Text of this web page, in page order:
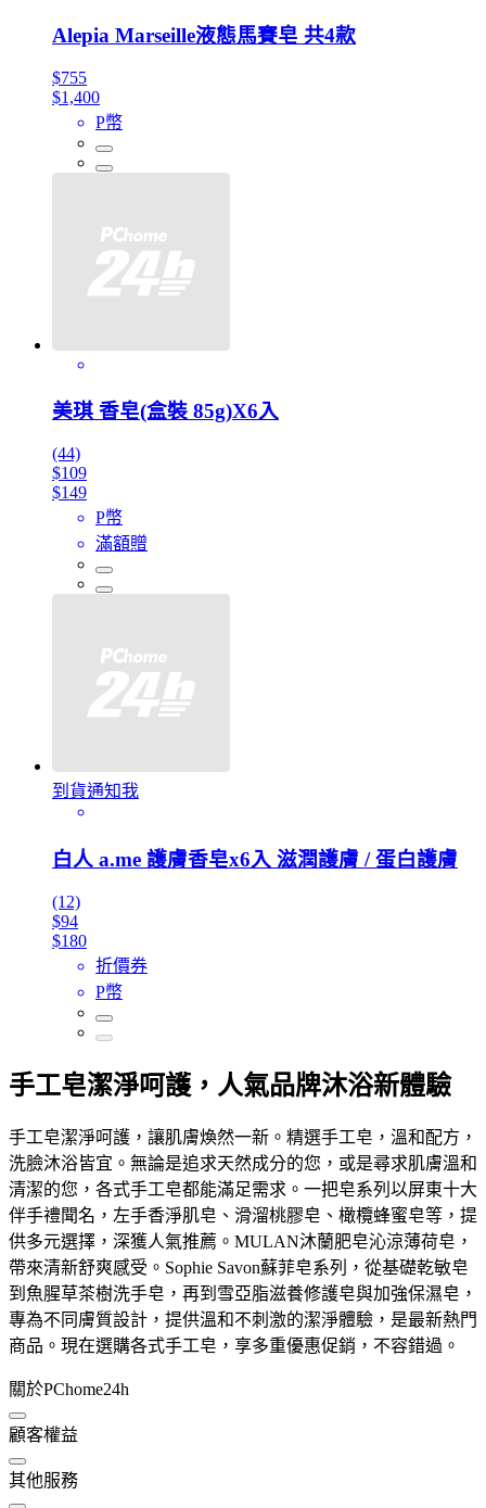
Alepia Marseille液態馬賽皂 共4款
$755
$1,400
P幣
美琪 香皂(盒裝 85g)X6入
(44)
$109
$149
P幣
滿額贈
到貨通知我
白人 a.me 護膚香皂x6入 滋潤護膚 / 蛋白護膚
(12)
$94
$180
折價券
P幣
手工皂潔淨呵護，人氣品牌沐浴新體驗
手工皂潔淨呵護，讓肌膚煥然一新。精選手工皂，溫和配方，
洗臉沐浴皆宜。無論是追求天然成分的您，或是尋求肌膚溫和
清潔的您，各式手工皂都能滿足需求。一把皂系列以屏東十大
伴手禮聞名，左手香淨肌皂、滑溜桃膠皂、橄欖蜂蜜皂等，提
供多元選擇，深獲人氣推薦。MULAN沐蘭肥皂沁涼薄荷皂，
帶來清新舒爽感受。Sophie Savon蘇菲皂系列，從基礎乾敏皂
到魚腥草茶樹洗手皂，再到雪亞脂滋養修護皂與加強保濕皂，
專為不同膚質設計，提供溫和不刺激的潔淨體驗，是最新熱門
商品。現在選購各式手工皂，享多重優惠促銷，不容錯過。
關於PChome24h
顧客權益
其他服務